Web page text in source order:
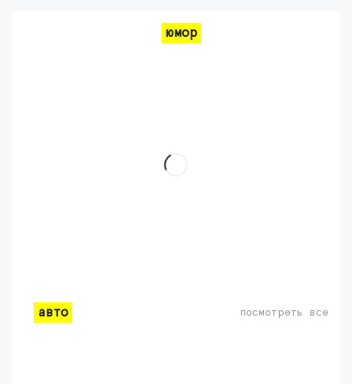
юмор
авто посмотреть все